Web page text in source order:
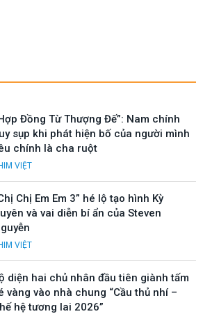
Đồng Từ Thượng Đế”: Nam chính
sụp khi phát hiện bố của người mình
chính là cha ruột
VIỆT
Chị Em Em 3” hé lộ tạo hình Kỳ
và vai diễn bí ẩn của Steven
VIỆT
diện hai chủ nhân đầu tiên giành tấm
vàng vào nhà chung “Cầu thủ nhí –
hệ tương lai 2026”